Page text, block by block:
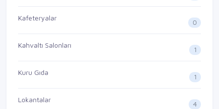
Kafeteryalar
0
Kahvaltı Salonları
1
Kuru Gıda
1
Lokantalar
4